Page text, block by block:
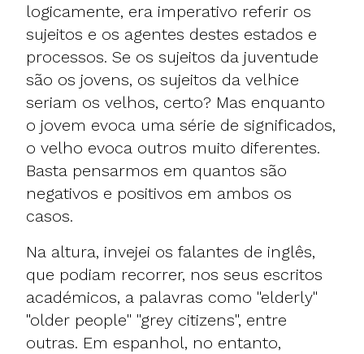
logicamente, era imperativo referir os
sujeitos e os agentes destes estados e
processos. Se os sujeitos da juventude
são os jovens, os sujeitos da velhice
seriam os velhos, certo? Mas enquanto
o jovem evoca uma série de significados,
o velho evoca outros muito diferentes.
Basta pensarmos em quantos são
negativos e positivos em ambos os
casos.
Na altura, invejei os falantes de inglês,
que podiam recorrer, nos seus escritos
académicos, a palavras como "elderly"
"older people" "grey citizens", entre
outras. Em espanhol, no entanto,